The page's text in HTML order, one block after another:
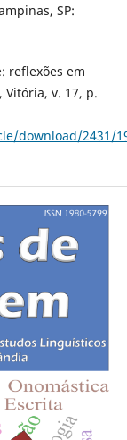
SP:
reflexões em
v. 17, p.
download/2431/